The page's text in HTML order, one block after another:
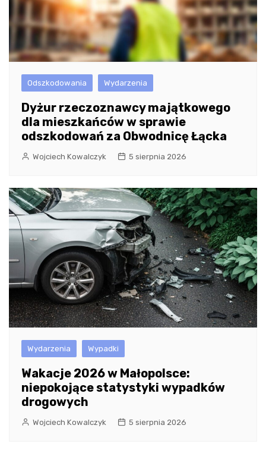
Odszkodowania Wydarzenia
Dyżur rzeczoznawcy majątkowego
dla mieszkańców w sprawie
odszkodowań za Obwodnicę Łącka
Wojciech Kowalczyk 5 sierpnia 2026
Wydarzenia Wypadki
Wakacje 2026 w Małopolsce:
niepokojące statystyki wypadków
drogowych
Wojciech Kowalczyk 5 sierpnia 2026